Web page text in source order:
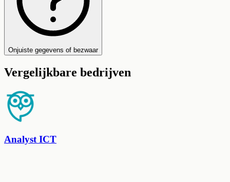
Onjuiste gegevens of bezwaar
Vergelijkbare bedrijven
Analyst ICT